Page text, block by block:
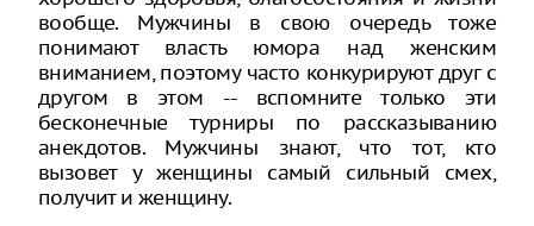
вообще. Мужчины в свою очередь тоже
понимают власть юмора над женским
вниманием, поэтому часто конкурируют друг с
другом в этом -- вспомните только эти
бесконечные турниры по рассказыванию
анекдотов. Мужчины знают, что тот, кто
вызовет у женщины самый сильный смех,
получит и женщину.